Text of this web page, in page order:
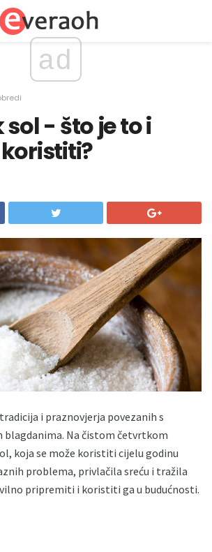
ad
- što je to i
i praznovjerja povezanih s
Na čistom četvrtkom
koja se može koristiti cijelu godinu
problema, privlačila sreću i tražila
pripremiti i koristiti ga u budućnosti.